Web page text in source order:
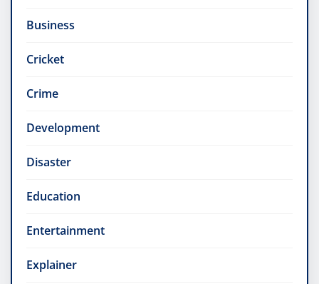
Business
Cricket
Crime
Development
Disaster
Education
Entertainment
Explainer